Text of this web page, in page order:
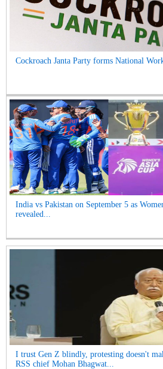
Cockroach Janta Party forms National
India vs Pakistan on September 5 as
revealed...
I trust Gen Z blindly, protesting doesn't
RSS chief Mohan Bhagwat...